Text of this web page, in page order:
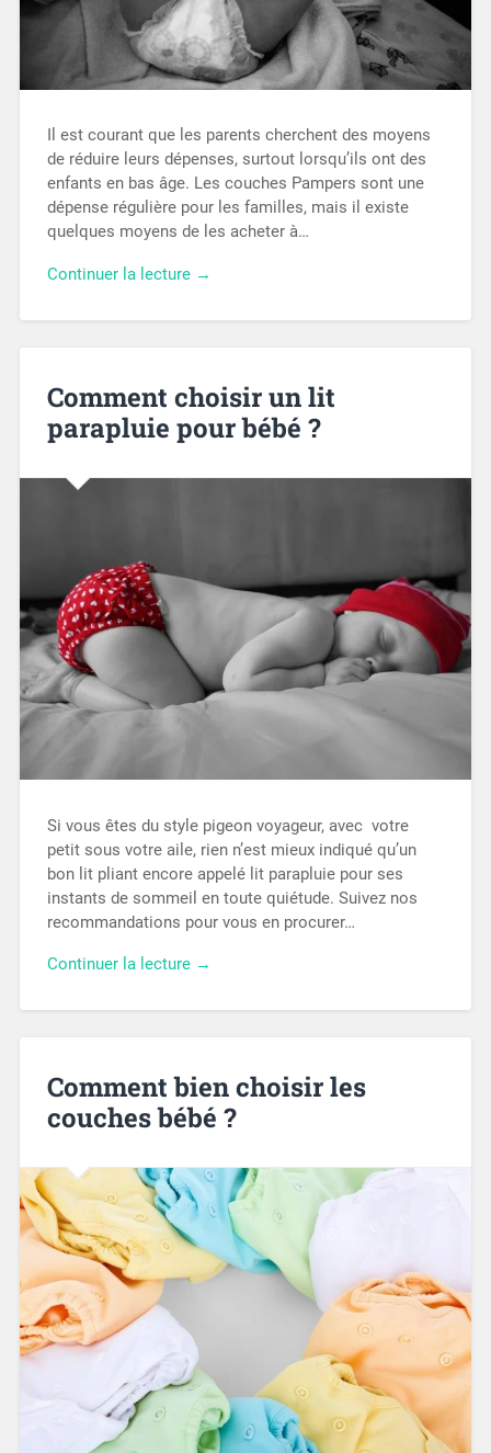
Il est courant que les parents cherchent des moyens
de réduire leurs dépenses, surtout lorsqu’ils ont des
enfants en bas âge. Les couches Pampers sont une
dépense régulière pour les familles, mais il existe
quelques moyens de les acheter à…
Continuer la lecture →
Comment choisir un lit
parapluie pour bébé ?
Si vous êtes du style pigeon voyageur, avec votre
petit sous votre aile, rien n’est mieux indiqué qu’un
bon lit pliant encore appelé lit parapluie pour ses
instants de sommeil en toute quiétude. Suivez nos
recommandations pour vous en procurer…
Continuer la lecture →
Comment bien choisir les
couches bébé ?